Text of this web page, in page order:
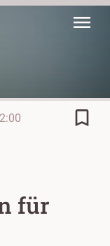
menu
bookmark_border
für